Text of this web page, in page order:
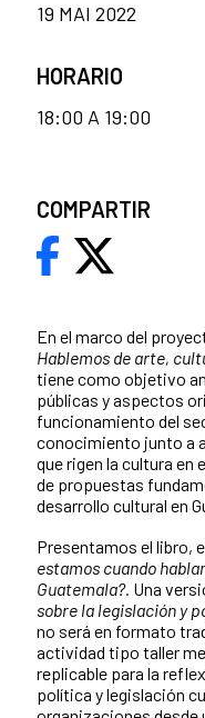
En el marco del
Hablemos de arte,
tiene como objetivo
públicas y aspectos
funcionamiento del
conocimiento junto a
que rigen la cultura en
de propuestas
desarrollo cultural en
Presentamos el libro,
estamos cuando
Guatemala?. Una
sobre la legislación y
no será en formato
actividad tipo taller
replicable para la
política y legislación
19 MAI 2022
HORARIO
18:00 A 19:00
COMPARTIR